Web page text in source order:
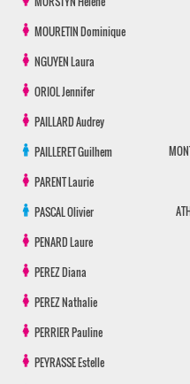
MOURETINDominique
NGUYENLaura
ORIOLJennifer
PAILLARDAudrey
PAILLERETGuilhem
PARENTLaurie
PASCALOlivier
PENARDLaure
PEREZDiana
PEREZNathalie
PERRIERPauline
PEYRASSEEstelle